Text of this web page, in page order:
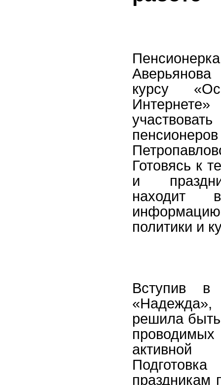
курсу
Готовясь к
и
находит
политики и
Вступив в
решила
праздникам